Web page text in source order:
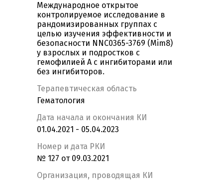
Международное открытое
контролируемое исследование в
рандомизированных группах с
целью изучения эффективности и
безопасности NNC0365-3769 (Mim8)
у взрослых и подростков с
гемофилией А с ингибиторами или
без ингибиторов.
Терапевтическая область
Гематология
Дата начала и окончания КИ
01.04.2021 - 05.04.2023
Номер и дата РКИ
№ 127 от 09.03.2021
Организация, проводящая КИ